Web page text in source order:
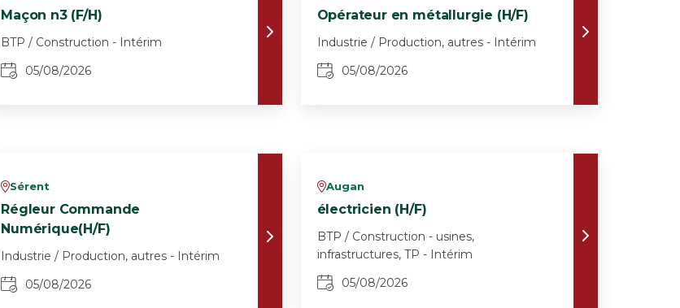
Maçon n3 (F/H)
BTP / Construction - Intérim
05/08/2026
Opérateur en métallurgie (H/F)
Industrie / Production, autres - Intérim
05/08/2026
vSérent
Régleur Commande
Numérique(H/F)
Industrie / Production, autres - Intérim
05/08/2026
vAugan
électricien (H/F)
BTP / Construction - usines,
infrastructures, TP - Intérim
05/08/2026